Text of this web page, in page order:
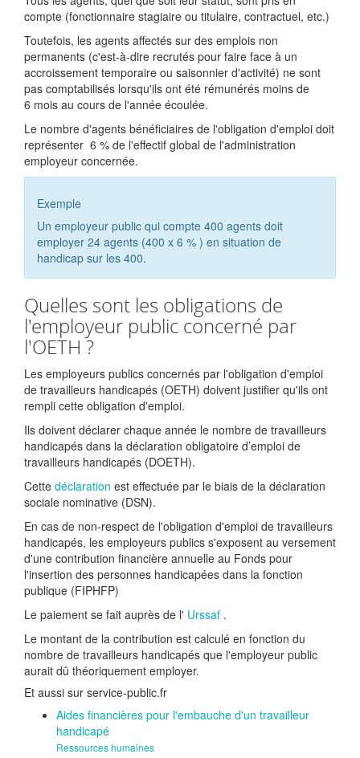
compte (fonctionnaire stagiaire ou titulaire, contractuel, etc.)
Toutefois, les agents affectés sur des emplois non
permanents (c'est-à-dire recrutés pour faire face à un
accroissement temporaire ou saisonnier d'activité) ne sont
pas comptabilisés lorsqu'ils ont été rémunérés moins de
6 mois au cours de l'année écoulée.
Le nombre d'agents bénéficiaires de l'obligation d'emploi doit
représenter 6 % de l'effectif global de l'administration
employeur concernée.
Exemple
Un employeur public qui compte 400 agents doit
employer 24 agents (400 x 6 % ) en situation de
handicap sur les 400.
Quelles sont les obligations de
l'employeur public concerné par
l'OETH ?
Les employeurs publics concernés par l'obligation d'emploi
de travailleurs handicapés (OETH) doivent justifier qu'ils ont
rempli cette obligation d'emploi.
Ils doivent déclarer chaque année le nombre de travailleurs
handicapés dans la déclaration obligatoire d’emploi de
travailleurs handicapés (DOETH).
Cette déclaration est effectuée par le biais de la déclaration
sociale nominative (DSN).
En cas de non-respect de l'obligation d'emploi de travailleurs
handicapés, les employeurs publics s'exposent au versement
d'une contribution financière annuelle au Fonds pour
l'insertion des personnes handicapées dans la fonction
publique (FIPHFP)
Le paiement se fait auprès de l' Urssaf .
Le montant de la contribution est calculé en fonction du
nombre de travailleurs handicapés que l'employeur public
aurait dû théoriquement employer.
Et aussi sur service-public.fr
Aides financières pour l'embauche d'un travailleur
handicapé
Ressources humaines